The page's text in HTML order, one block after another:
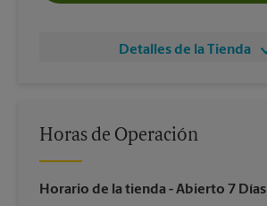
Detalles de la Tienda
Horas de Operación
Horario de la tienda - Abierto 7 Días